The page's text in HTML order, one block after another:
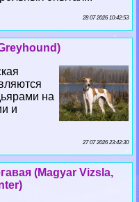
28 07 2026 10:42:53
на
и
27 07 2026 23:42:30
(Magyar Vizsla,